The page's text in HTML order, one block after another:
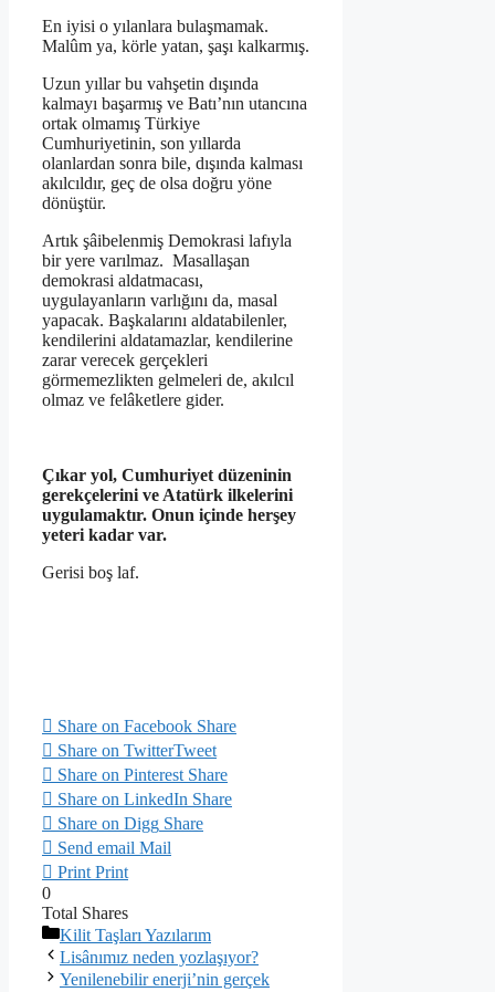
En iyisi o yılanlara bulaşmamak.
Malûm ya, körle yatan, şaşı kalkarmış.
Uzun yıllar bu vahşetin dışında
kalmayı başarmış ve Batı’nın utancına
ortak olmamış Türkiye
Cumhuriyetinin, son yıllarda
olanlardan sonra bile, dışında kalması
akılcıldır, geç de olsa doğru yöne
dönüştür.
Artık şâibelenmiş Demokrasi lafıyla
bir yere varılmaz. Masallaşan
demokrasi aldatmacası,
uygulayanların varlığını da, masal
yapacak. Başkalarını aldatabilenler,
kendilerini aldatamazlar, kendilerine
zarar verecek gerçekleri
görmemezlikten gelmeleri de, akılcıl
olmaz ve felâketlere gider.
Çıkar yol, Cumhuriyet düzeninin
gerekçelerini ve Atatürk ilkelerini
uygulamaktır. Onun içinde herşey
yeteri kadar var.
Gerisi boş laf.
Share on Facebook Share
Share on TwitterTweet
Share on Pinterest Share
Share on LinkedIn Share
Share on Digg Share
Send email Mail
Print Print
0
Total Shares
Kategoriler
Kilit Taşları Yazılarım
Lisânımız neden yozlaşıyor?
Yenilenebilir enerji’nin gerçek